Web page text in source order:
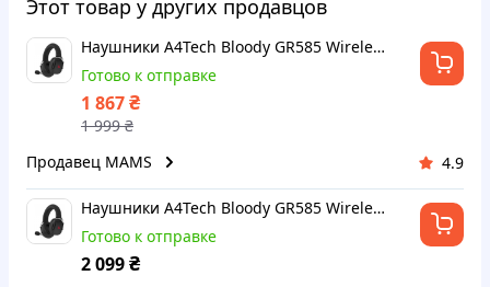
Этот товар у других продавцов
Наушники A4Tech Bloody GR585 Wireless Black (4711421003087) (o739876)
Готово к отправке
1 867₴
1 999₴
Продавец MAMS
4.9
Наушники A4Tech Bloody GR585 Wireless Black (4711421003087) t
Готово к отправке
2 099₴